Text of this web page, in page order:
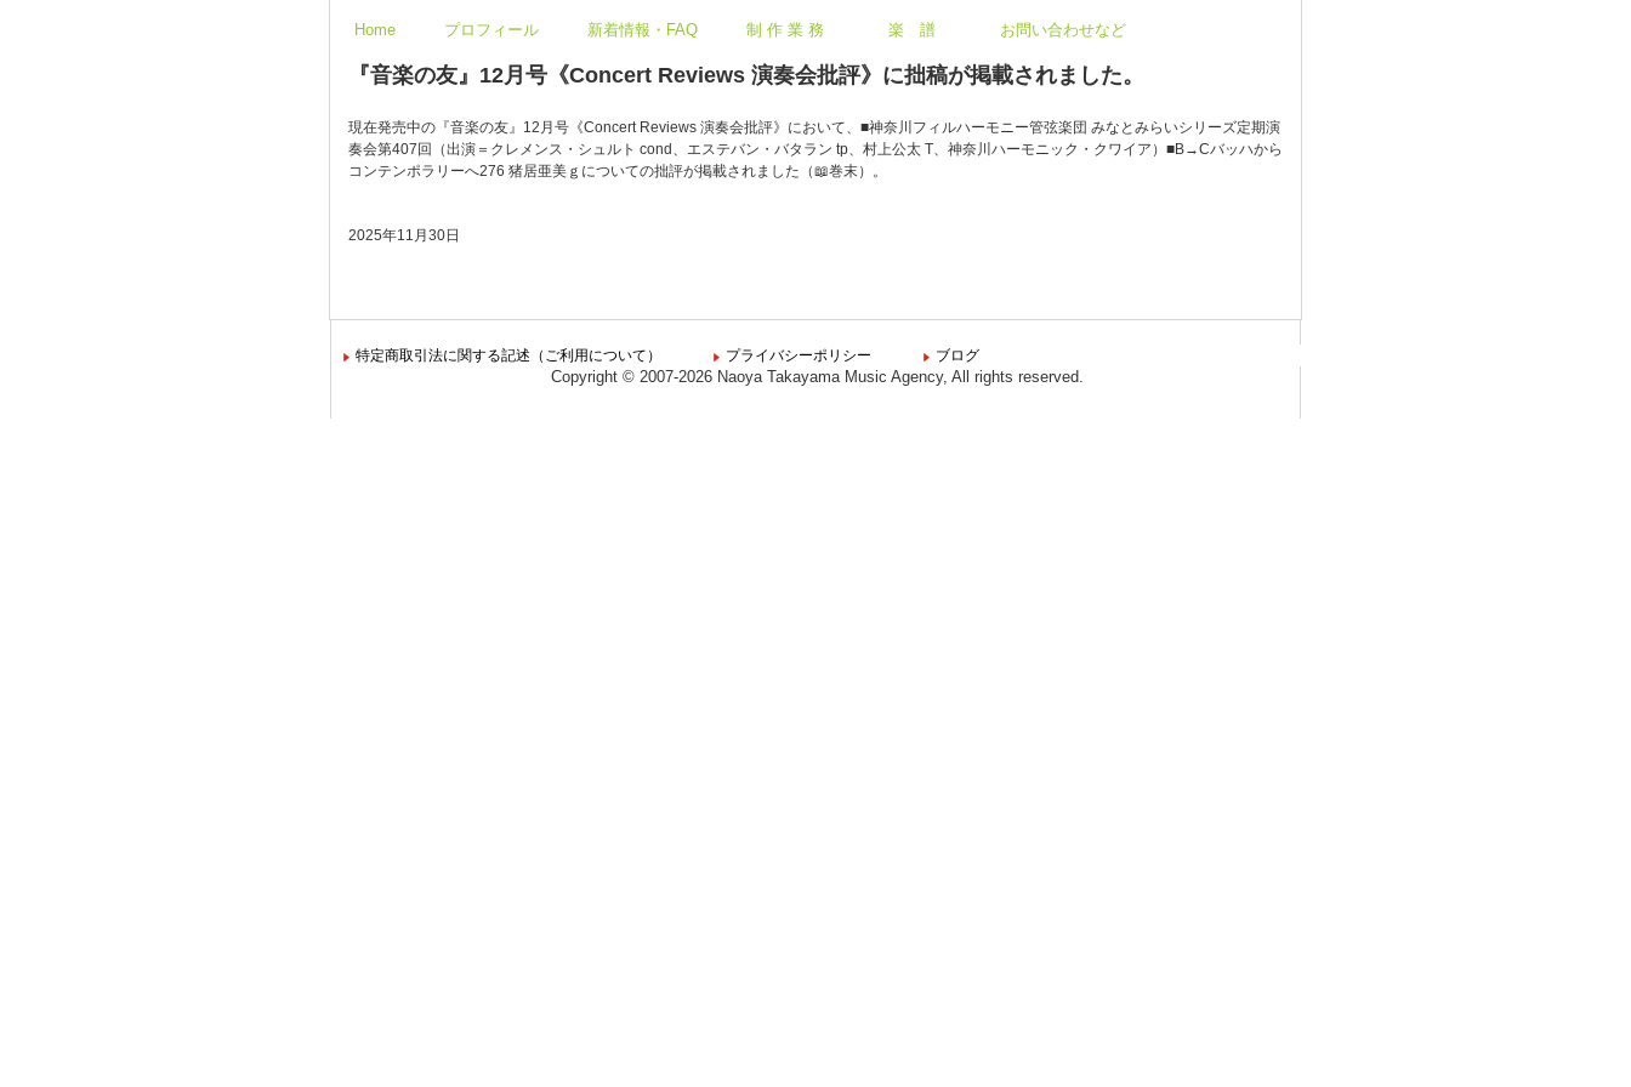
Home プロフィール 新着情報・FAQ 制 作 業 務 楽 譜 お問い合わせなど
『音楽の友』12月号《Concert Reviews 演奏会批評》に拙稿が掲載されました。
現在発売中の『音楽の友』12月号《Concert Reviews 演奏会批評》において、■神奈川フィルハーモニー管弦楽団 みなとみらいシリーズ定期演
奏会第407回（出演＝クレメンス・シュルト cond、エステバン・バタラン tp、村上公太 T、神奈川ハーモニック・クワイア）■B→Cバッハから
コンテンポラリーへ276 猪居亜美ｇについての拙評が掲載されました（📖巻末）。
2025年11月30日
特定商取引法に関する記述（ご利用について） プライバシーポリシー ブログ
Copyright © 2007‐2026 Naoya Takayama Music Agency, All rights reserved.